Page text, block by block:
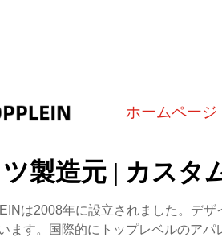
ホームページ
製造元 | カスタ
は2008年に設立されました。デ
ます。国際的にトップレベルのア